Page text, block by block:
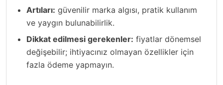
Artıları: güvenilir marka algısı, pratik kullanım
ve yaygın bulunabilirlik.
Dikkat edilmesi gerekenler: fiyatlar dönemsel
değişebilir; ihtiyacınız olmayan özellikler için
fazla ödeme yapmayın.